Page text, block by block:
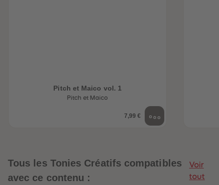
Pitch et Maico vol. 1
Pitch et Maico
7,99 €
Tous les Tonies Créatifs compatibles
avec ce contenu :
Voir
tout